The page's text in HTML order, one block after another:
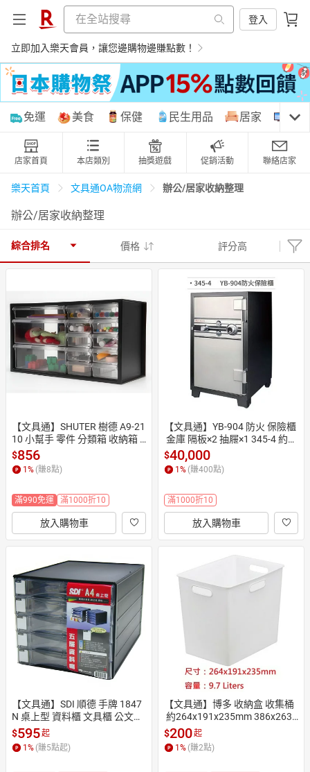
登入
立即加入樂天會員，讓您邊購物邊賺點數！
購物網分類
天天免運 美食蛋糕 養生保健
居家生活 3C家電 親子玩具
女裝 男裝 化妝保養 情趣用品
日本購物 電子/紙本書
HOT
免運 美食 保健 民生用品 居家 3C
店家首頁 本店類別 抽獎遊戲 促銷活動 聯絡店家
樂天首頁 文具通OA物流網 辦公/居家收納整理
辦公/居家收納整理
綜合排名 價格 評分高
【文具通】SHUTER 樹德 A9-21
10 小幫手 零件 分類箱 收納箱 1
3抽 有抽屜 A0680484
$856
1 % (賺8點)
滿990免運 滿1000折10
放入購物車
【文具通】YB-904 防火 保險櫃
金庫 隔板×2 抽屜×1 345-4 約W
60×D50.5×H100【APP滿額下
單10%點數(單一帳號最高1500
點)】8/31止
$40,000
1 % (賺400點)
滿1000折10
放入購物車
【文具通】SDI 順德 手牌 1847
N 桌上型 資料櫃 文具櫃 公文櫃
A4 5抽 5層 約34x25.5x23.5cm
超商取貨僅限1個 I9010127【A
PP滿額下單10%點數(單一帳號
$595起
1% (賺5點起)
【文具通】博多 收納盒 收集桶
約264x191x235mm 386x263x
235mm【APP滿額下單10%點
數(單一帳號最高1500點)】8/3
1止
$200起
1% (賺2點)